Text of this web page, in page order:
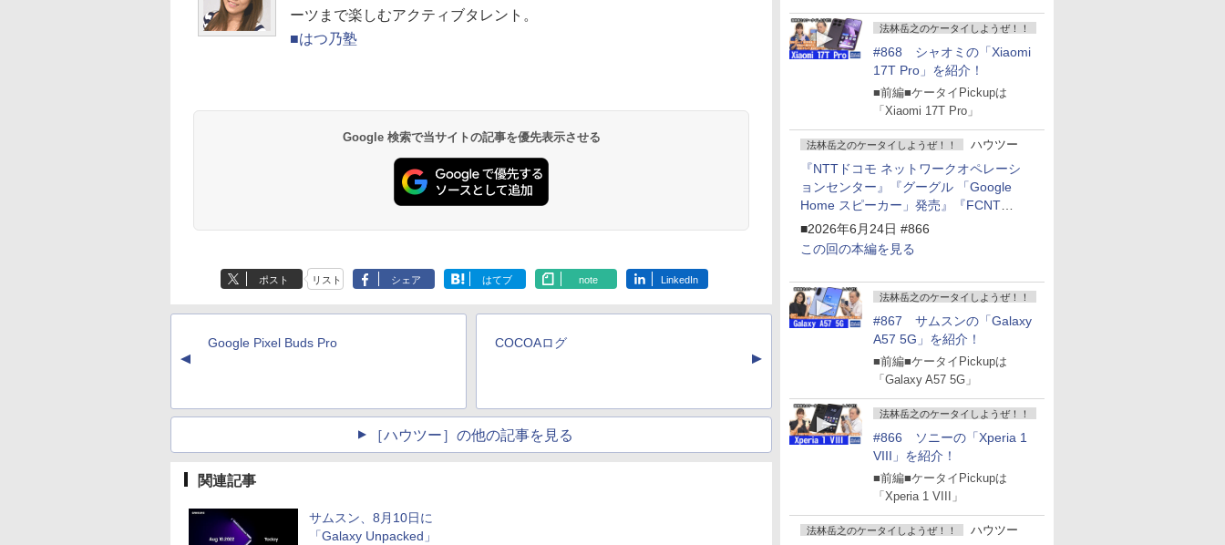
法林岳之のケータイしようぜ！！
#868 シャオミの「Xiaomi
17T Pro」を紹介！
■前編■ケータイPickupは
「Xiaomi 17T Pro」
法林岳之のケータイしようぜ！！ ハウツー
『NTTドコモ ネットワークオペレーシ
ョンセンター』『グーグル 「Google
Home スピーカー」発売』『FCNT
「arrows Alpha2」発表』『KDDI
「povo2.0」サービス説明会』
■2026年6月24日 #866
この回の本編を見る
法林岳之のケータイしようぜ！！
#867 サムスンの「Galaxy
A57 5G」を紹介！
■前編■ケータイPickupは
「Galaxy A57 5G」
法林岳之のケータイしようぜ！！
#866 ソニーの「Xperia 1
VIII」を紹介！
■前編■ケータイPickupは
「Xperia 1 VIII」
法林岳之のケータイしようぜ！！ ハウツー
ーツまで楽しむアクティブタレント。
■はつ乃塾
Google 検索で当サイトの記事を優先表示させる
ポスト リスト シェア はてブ note LinkedIn
▲
Google Pixel Buds Pro COCOAログ
▲
［ハウツー］の他の記事を見る
関連記事
サムスン、8月10日に
「Galaxy Unpacked」